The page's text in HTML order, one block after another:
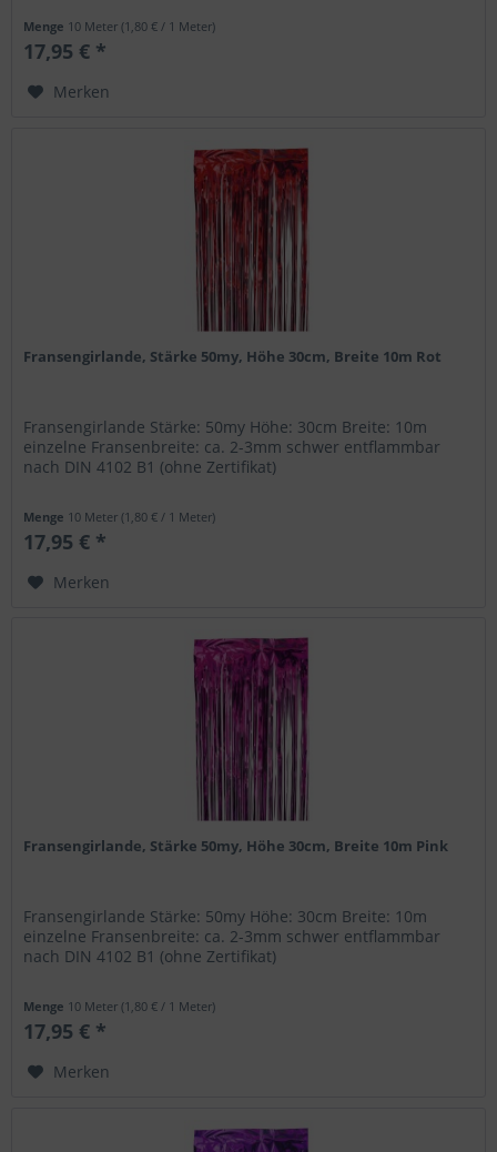
Menge 10 Meter(1,80 € / 1 Meter)
17,95 € *
Merken
Fransengirlande, Stärke 50my, Höhe 30cm, Breite 10m Rot
Fransengirlande Stärke: 50my Höhe: 30cm Breite: 10m
einzelne Fransenbreite: ca. 2-3mm schwer entflammbar
nach DIN 4102 B1 (ohne Zertifikat)
Menge 10 Meter(1,80 € / 1 Meter)
17,95 € *
Merken
Fransengirlande, Stärke 50my, Höhe 30cm, Breite 10m Pink
Fransengirlande Stärke: 50my Höhe: 30cm Breite: 10m
einzelne Fransenbreite: ca. 2-3mm schwer entflammbar
nach DIN 4102 B1 (ohne Zertifikat)
Menge 10 Meter(1,80 € / 1 Meter)
17,95 € *
Merken